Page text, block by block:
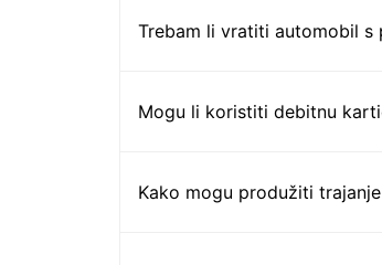
Trebam li vratiti automobil s
Mogu li koristiti debitnu
Kako mogu produžiti